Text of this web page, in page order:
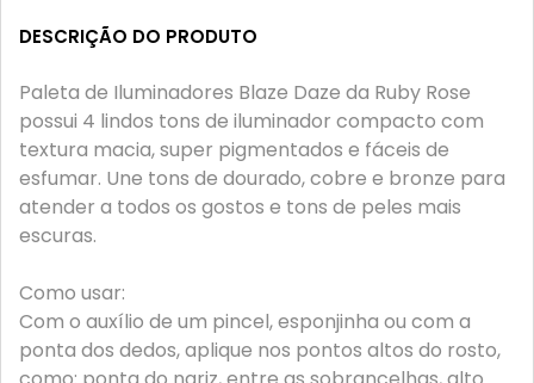
DESCRIÇÃO DO PRODUTO
Paleta de Iluminadores Blaze Daze da Ruby Rose
possui 4 lindos tons de iluminador compacto com
textura macia, super pigmentados e fáceis de
esfumar. Une tons de dourado, cobre e bronze para
atender a todos os gostos e tons de peles mais
escuras.
Como usar:
Com o auxílio de um pincel, esponjinha ou com a
ponta dos dedos, aplique nos pontos altos do rosto,